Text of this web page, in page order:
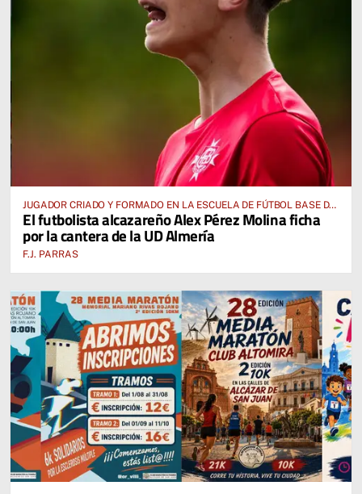
JUGADOR CRIADO Y FORMADO EN LA ESCUELA DE FÚTBOL BASE DE
ALCÁZAR DE SAN JUAN
El futbolista alcazareño Alex Pérez Molina ficha
por la cantera de la UD Almería
F.J. PARRAS